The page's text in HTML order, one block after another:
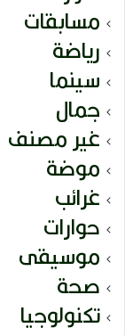
مسابقات
رياضة
سينما
جمال
غير مصنف
موضة
غرائب
حوارات
موسيقى
صحة
تكنولوجيا